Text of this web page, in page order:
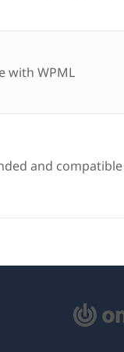
with WPML
and